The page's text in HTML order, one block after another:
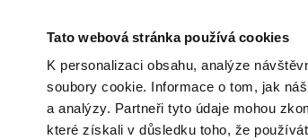
Tato webová stránka používá cookies
K personalizaci obsahu, analýze
soubory cookie. Informace o tom, jak
a analýzy. Partneři tyto údaje mohou
které získali v důsledku toho, že